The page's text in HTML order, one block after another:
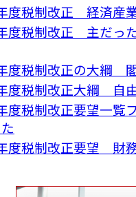
度税制改正 経済産
度税制改正 主だっ
度税制改正の大綱
度税制改正大綱 自
度税制改正要望一覧
度税制改正要望 財